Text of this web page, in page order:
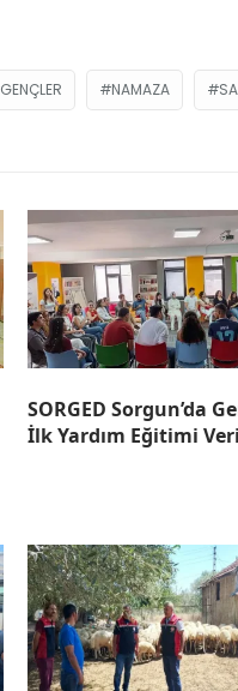
GENÇLER NAMAZA
SORGED Sorgun’da
İlk Yardım Eğitimi